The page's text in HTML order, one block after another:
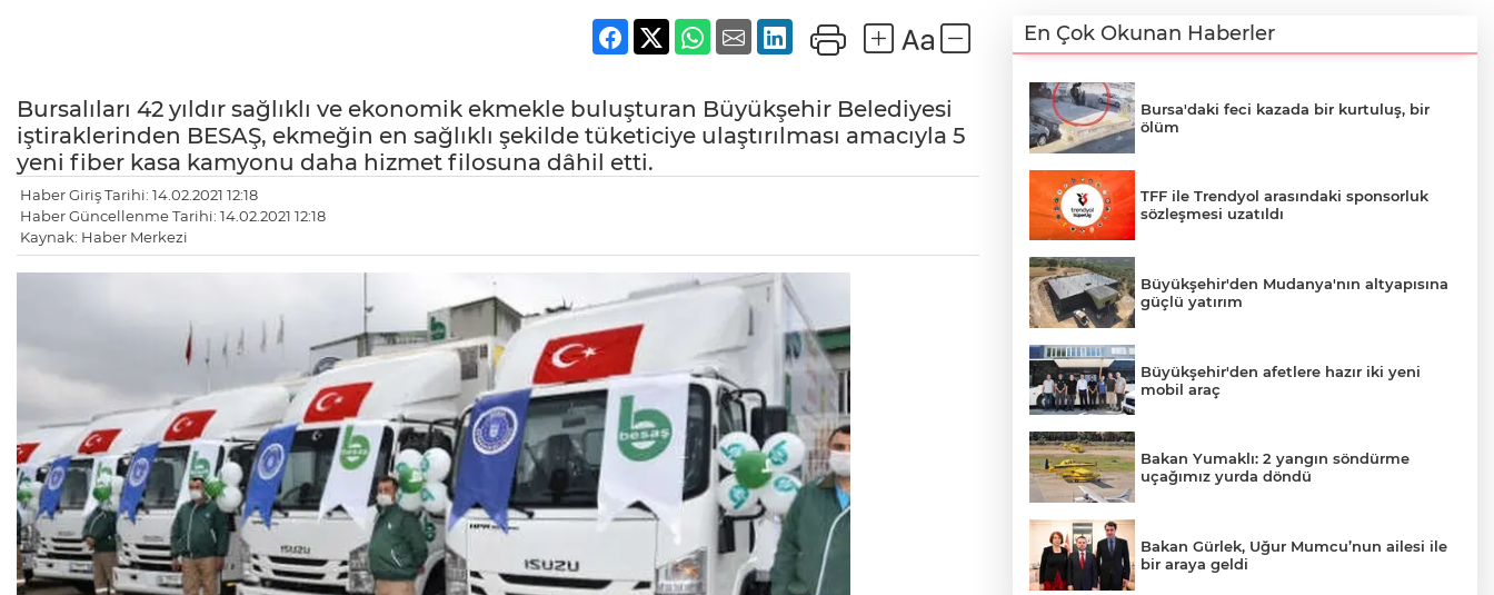
Bursalıları 42 yıldır sağlıklı ve ekonomik ekmekle buluşturan Büyükşehir Belediyesi
iştiraklerinden BESAŞ, ekmeğin en sağlıklı şekilde tüketiciye ulaştırılması amacıyla 5
yeni fiber kasa kamyonu daha hizmet filosuna dâhil etti.
Haber Giriş Tarihi: 14.02.2021 12:18
Haber Güncellenme Tarihi: 14.02.2021 12:18
Kaynak: Haber Merkezi
En Çok Okunan Haberler
Bursa'daki feci kazada bir kurtuluş, bir
ölüm
TFF ile Trendyol arasındaki sponsorluk
sözleşmesi uzatıldı
Büyükşehir'den Mudanya'nın altyapısına
güçlü yatırım
Büyükşehir'den afetlere hazır iki yeni
mobil araç
Bakan Yumaklı: 2 yangın söndürme
uçağımız yurda döndü
Bakan Gürlek, Uğur Mumcu’nun ailesi ile
bir araya geldi